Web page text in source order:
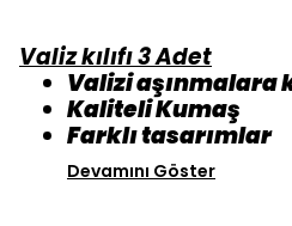
Valiz kılıfı 3 Adet
Valizi aşınmalara
Kaliteli Kumaş
Farklı tasarımlar
Devamını Göster